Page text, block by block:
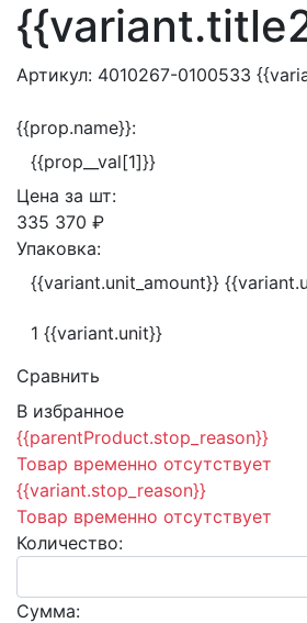
Артикул: 4010267-0100533
{{prop.name}}:
{{prop__val[1]}}
Цена за шт:
335 370 ₽
Упаковка:
{{variant.unit_amount}}
1 {{variant.unit}}
Сравнить
В избранное
{{parentProduct.stop_reason}}
Товар временно отсутствует
{{variant.stop_reason}}
Товар временно отсутствует
Количество:
Сумма: